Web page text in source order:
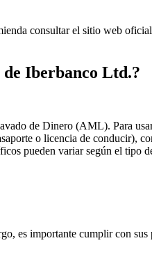
consultar el sitio web
Iberbanco Ltd.?
de Dinero (AML). Para
o licencia de conducir),
pueden variar según el tipo
es importante cumplir con